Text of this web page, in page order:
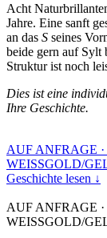
Acht
Jahre. Eine sanft
an das S seines
beide gern auf Sylt
Struktur ist noch
Dies ist eine
Ihre Geschichte.
AUF ANFRAGE ·
WEISSGOLD/
Geschichte lesen ↓
AUF ANFRAGE ·
WEISSGOLD/